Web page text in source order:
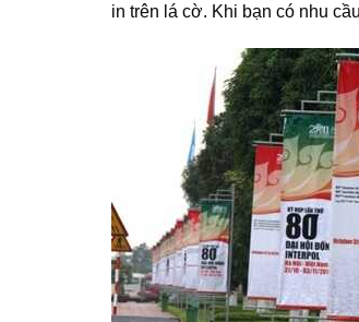
in trên lá cờ. Khi bạn có nhu